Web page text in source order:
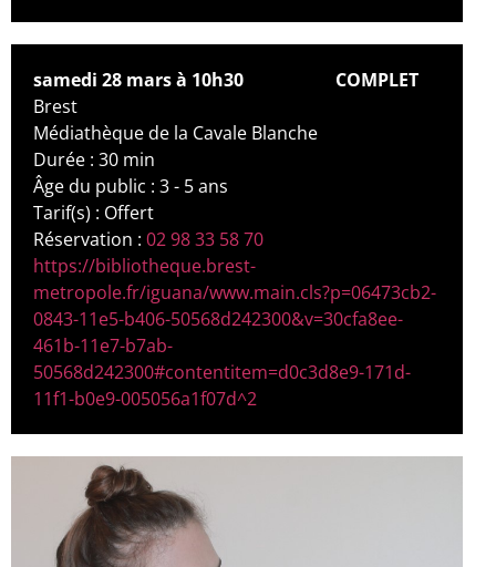
samedi 28 mars à 10h30
COMPLET
Brest
Médiathèque de la Cavale Blanche
Durée : 30 min
Âge du public : 3 - 5 ans
Tarif(s) : Offert
Réservation : 02 98 33 58 70
https://bibliotheque.brest-
metropole.fr/iguana/www.main.cls?p=06473cb2-
0843-11e5-b406-50568d242300&v=30cfa8ee-
461b-11e7-b7ab-
50568d242300#contentitem=d0c3d8e9-171d-
11f1-b0e9-005056a1f07d^2